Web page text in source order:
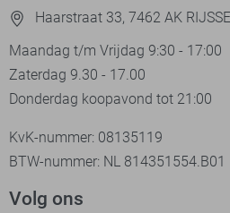
Haarstraat 33, 7462 AK
Maandag t/m Vrijdag 9:30 - 17:00
Zaterdag 9.30 - 17.00
Donderdag koopavond tot 21:00
KvK-nummer: 08135119
BTW-nummer: NL 814351554.B01
Volg ons